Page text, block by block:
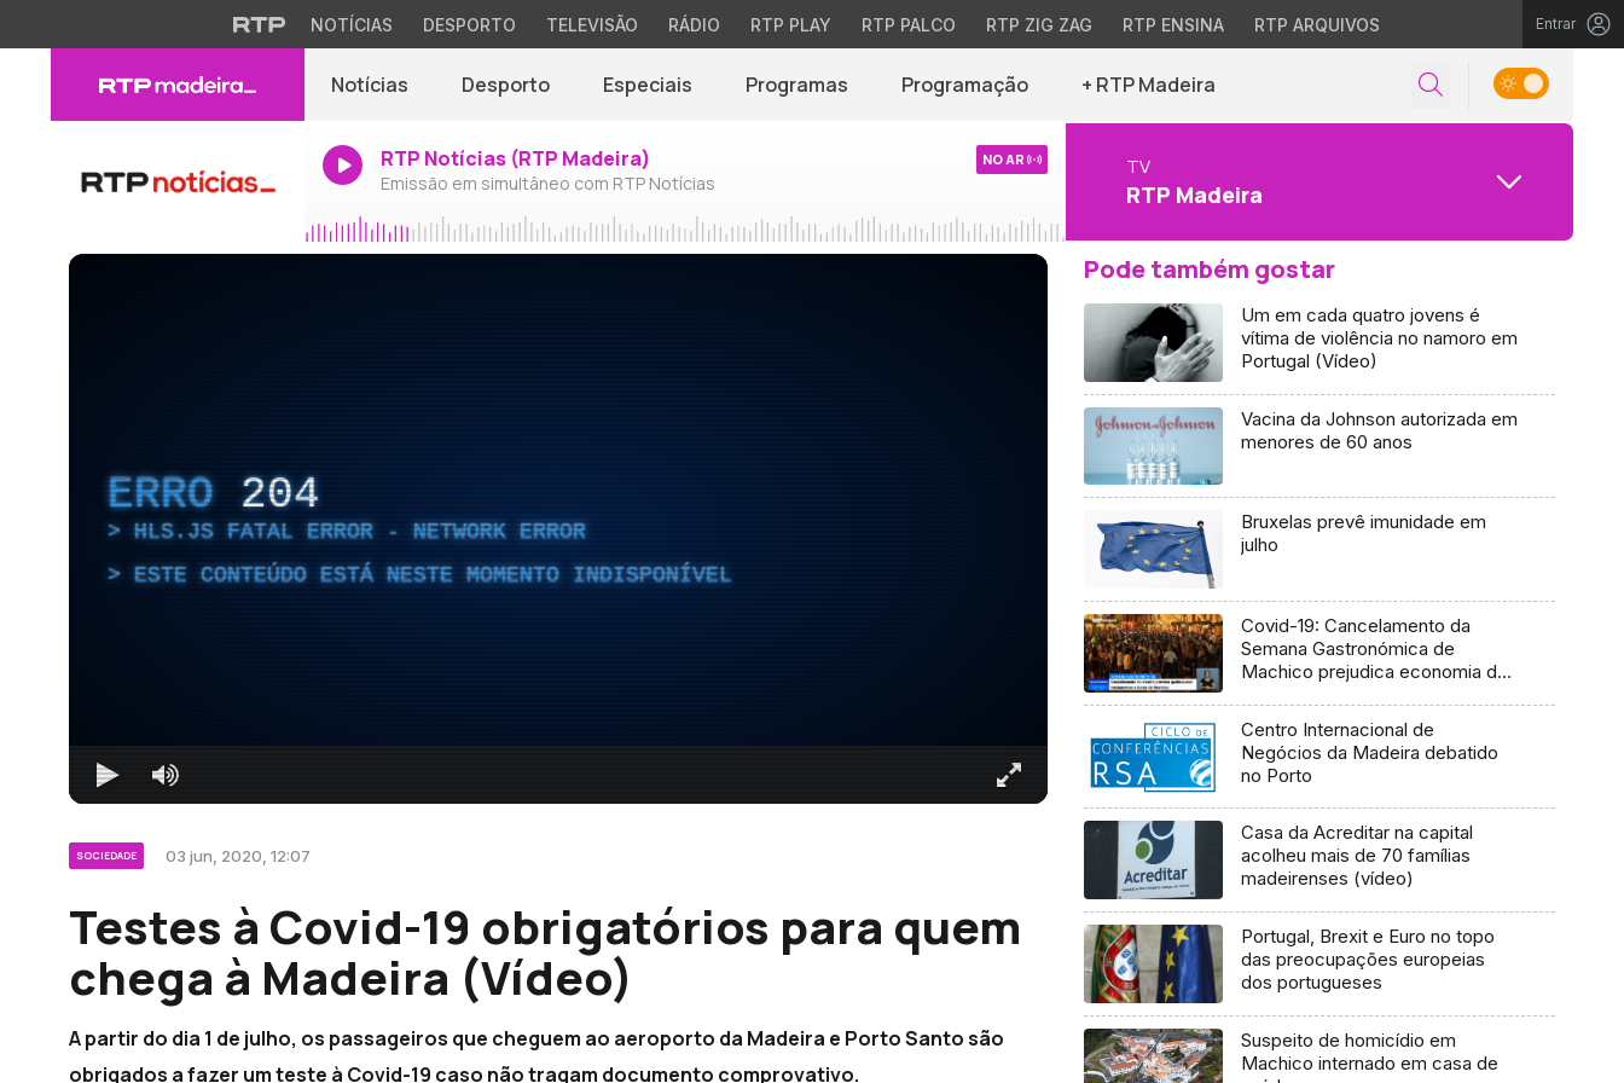
NOTÍCIAS DESPORTO TELEVISÃO RÁDIO RTP PLAY RTP PALCO RTP ZIG ZAG RTP ENSINA RTP ARQUIVOS Entrar
Notícias Desporto Especiais Programas Programação + RTP Madeira
RTP Notícias (RTP Madeira)
Emissão em simultâneo com RTP Notícias
NO AR TV
RTP Madeira
ERRO 204
HLS.JS FATAL ERROR - NETWORK ERROR
ESTE CONTEÚDO ESTÁ NESTE MOMENTO INDISPONÍVEL
SOCIEDADE 03 jun, 2020, 12:07
Testes à Covid-19 obrigatórios para quem
chega à Madeira (Vídeo)
A partir do dia 1 de julho, os passageiros que cheguem ao aeroporto da Madeira e Porto Santo são
obrigados a fazer um teste à Covid-19 caso não tragam documento comprovativo.
Pode também gostar
Um em cada quatro jovens é
vítima de violência no namoro em
Portugal (Vídeo)
Vacina da Johnson autorizada em
menores de 60 anos
Bruxelas prevê imunidade em
julho
Covid-19: Cancelamento da
Semana Gastronómica de
Machico prejudica economia do
Centro Internacional de
Negócios da Madeira debatido
no Porto
Casa da Acreditar na capital
acolheu mais de 70 famílias
madeirenses (vídeo)
Portugal, Brexit e Euro no topo
das preocupações europeias
dos portugueses
Suspeito de homicídio em
Machico internado em casa de